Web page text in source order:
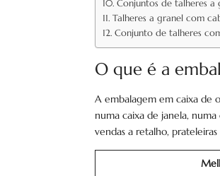
Conjuntos de talheres
Talheres a granel com
Conjunto de talheres
O que é a
A embalagem em caixa de
numa caixa de janela,
vendas a retalho,